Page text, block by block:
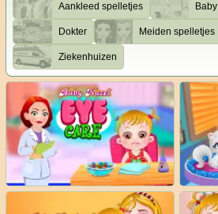
Aankleed spelletjes Baby
Dokter Meiden spelletjes
Ziekenhuizen